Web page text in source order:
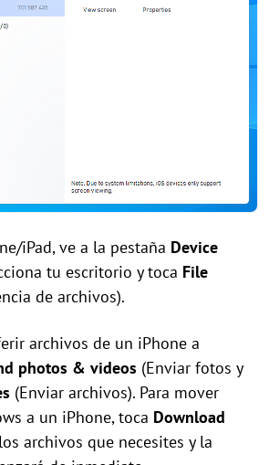
iPad, ve a la pestaña Device
tu escritorio y toca File
de archivos).
archivos de un iPhone a
photos & videos (Enviar fotos y
(Enviar archivos). Para mover
a un iPhone, toca Download
archivos que necesites y la